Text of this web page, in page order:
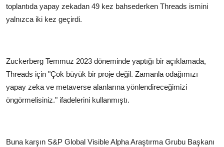
toplantıda yapay zekadan 49 kez bahsederken Threads ismini
yalnızca iki kez geçirdi.
Zuckerberg Temmuz 2023 döneminde yaptığı bir açıklamada,
Threads için "Çok büyük bir proje değil. Zamanla odağımızı
yapay zeka ve metaverse alanlarına yönlendireceğimizi
öngörmelisiniz." ifadelerini kullanmıştı.
Buna karşın S&P Global Visible Alpha Araştırma Grubu Başkanı